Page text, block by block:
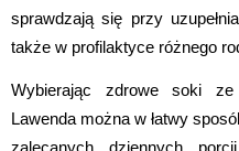
sprawdzają się przy
także w profilaktyce różnego
Wybierając zdrowe soki ze
Lawenda można w łatwy